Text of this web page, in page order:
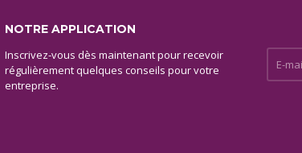
NOTRE APPLICATION
Inscrivez-vous dès maintenant pour recevoir
régulièrement quelques conseils pour votre
entreprise.